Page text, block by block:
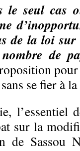
le seul cas
de la loi
de
se fier à
l’essentiel
sur la
Sassou